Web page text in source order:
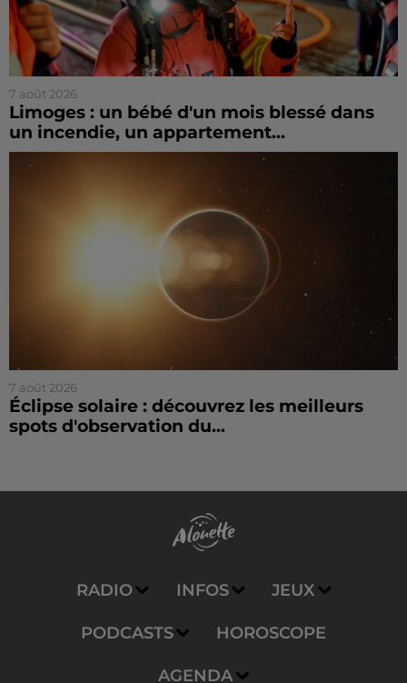
7 août 2026
Limoges : un bébé d'un mois blessé dans
un incendie, un appartement...
7 août 2026
Éclipse solaire : découvrez les meilleurs
spots d'observation du...
RADIO INFOS JEUX
PODCASTS HOROSCOPE
AGENDA